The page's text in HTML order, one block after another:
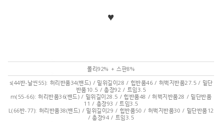
♥
폴리92% + 스판8%
s(44반-날씬55): 허리반품34(밴드) / 밑위길이28 / 힙반품46 / 허벅지반품27.5 / 밑단
반품10.5 / 총장92 / 트임3.5
m(55-66): 허리반품36(밴드) / 밑위길이28.5 / 힙반품48 / 허벅지반품28 / 밑단반품
11 / 총장93 / 트임3.5
L(66반-77): 허리반품38(밴드) / 밑위길이29 / 힙반품50 / 허벅지반품30 / 밑단반품12
/ 총장94 / 트임3.5